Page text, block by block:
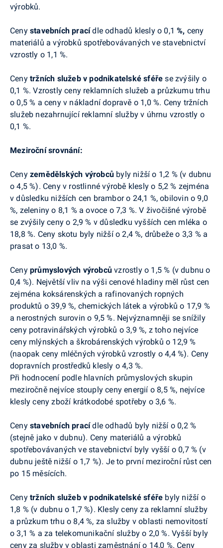
výrobků.
Ceny stavebních pracídle odhadů klesly o 0,1%, ceny
materiálů a výrobků spotřebovávaných ve stavebnictví
vzrostly o 1,1 %.
Ceny tržních služeb v podnikatelské sféřese zvýšily o
0,1 %. Vzrostly ceny reklamních služeb a průzkumu trhu
o 0,5 % a ceny v nákladní dopravě o 1,0 %. Ceny tržních
služeb nezahrnující reklamní služby v úhrnu vzrostly o
0,1 %.
Meziroční srovnání:
Ceny zemědělských výrobců byly nižší o 1,2 % (v dubnu
o 4,5 %). Ceny v rostlinné výrobě klesly o 5,2 % zejména
v důsledku nižších cen brambor o 24,1 %, obilovin o 9,0
%, zeleniny o 8,1 % a ovoce o 7,3 %. V živočišné výrobě
se zvýšily ceny o 2,9 % v důsledku vyšších cen mléka o
18,8 %. Ceny skotu byly nižší o 2,4 %, drůbeže o 3,3 % a
prasat o 13,0 %.
Ceny průmyslových výrobců vzrostly o 1,5 % (v dubnu o
0,4 %). Největší vliv na výši cenové hladiny měl růst cen
zejména koksárenských a rafinovaných ropných
produktů o 39,9 %, chemických látek a výrobků o 17,9 %
a nerostných surovin o 9,5 %. Nejvýznamněji se snížily
ceny potravinářských výrobků o 3,9 %, z toho nejvíce
ceny mlýnských a škrobárenských výrobků o 12,9 %
(naopak ceny mléčných výrobků vzrostly o 4,4 %). Ceny
dopravních prostředků klesly o 4,3 %.
Při hodnocení podle hlavních průmyslových skupin
meziročně nejvíce stouply ceny energií o 8,5 %, nejvíce
klesly ceny zboží krátkodobé spotřeby o 3,6 %.
Ceny stavebních pracídle odhadů byly nižší o 0,2 %
(stejně jako v dubnu). Ceny materiálů a výrobků
spotřebovávaných ve stavebnictví byly vyšší o 0,7 % (v
dubnu ještě nižší o 1,7 %). Je to první meziroční růst cen
po 15 měsících.
Ceny tržních služeb v podnikatelské sféře byly nižší o
1,8 % (v dubnu o 1,7 %). Klesly ceny za reklamní služby
a průzkum trhu o 8,4 %, za služby v oblasti nemovitostí
o 3,1 % a za telekomunikační služby o 2,0 %. Vyšší byly
ceny za služby v oblasti zaměstnání o 14,0 %. Ceny